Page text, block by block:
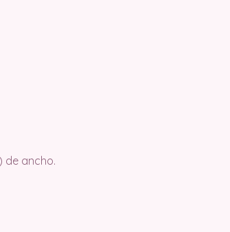
de ancho.